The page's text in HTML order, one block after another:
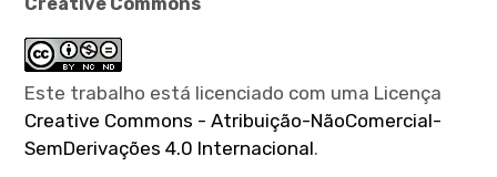
Este trabalho está licenciado com uma Licença
Creative Commons - Atribuição-NãoComercial-
SemDerivações 4.0 Internacional.